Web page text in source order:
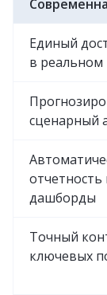
Единый
в
сценарный
отчетность
дашборды
Точный
ключевых